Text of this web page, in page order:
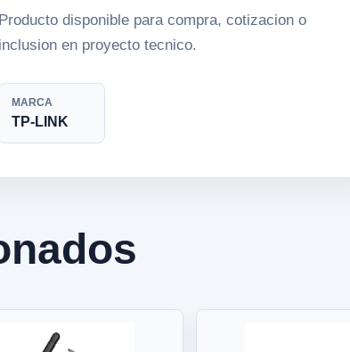
Producto disponible para compra, cotizacion o
inclusion en proyecto tecnico.
MARCA
TP-LINK